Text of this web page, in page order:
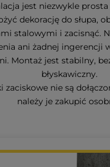
jest niezwykle
dekorację do słupa,
stalowymi i zacisnąć.
ani żadnej ingerencji
Montaż jest stabilny,
błyskawiczny.
zaciskowe nie są
należy je zakupić